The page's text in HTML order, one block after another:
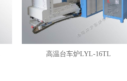
高温台车炉LYL-16TL